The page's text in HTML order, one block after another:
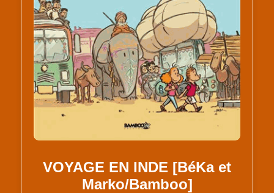
VOYAGE EN INDE [BéKa et
Marko/Bamboo]